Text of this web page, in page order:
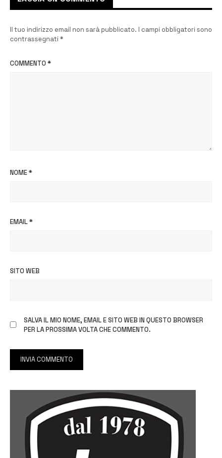
Il tuo indirizzo email non sarà pubblicato. I campi obbligatori sono
contrassegnati *
COMMENTO *
NOME*
EMAIL*
SITO WEB
SALVA IL MIO NOME, EMAIL E SITO WEB IN QUESTO BROWSER
PER LA PROSSIMA VOLTA CHE COMMENTO.